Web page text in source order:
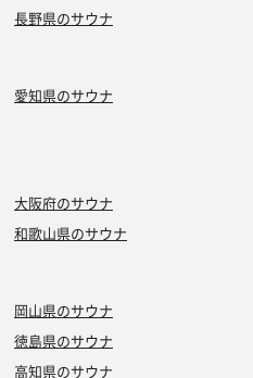
長野県のサウナ
愛知県のサウナ
大阪府のサウナ
和歌山県のサウナ
岡山県のサウナ
徳島県のサウナ
高知県のサウナ